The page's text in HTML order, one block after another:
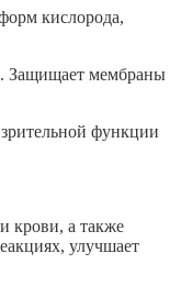
кислорода,
Защищает мембраны
функции
крови, а также
улучшает